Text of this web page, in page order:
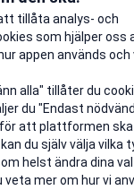
tillåta analys- och
som hjälper
appen används och
alla" tillåter du
du "Endast
att plattformen ska
du själv välja vilka
helst ändra dina
veta mer om hur vi